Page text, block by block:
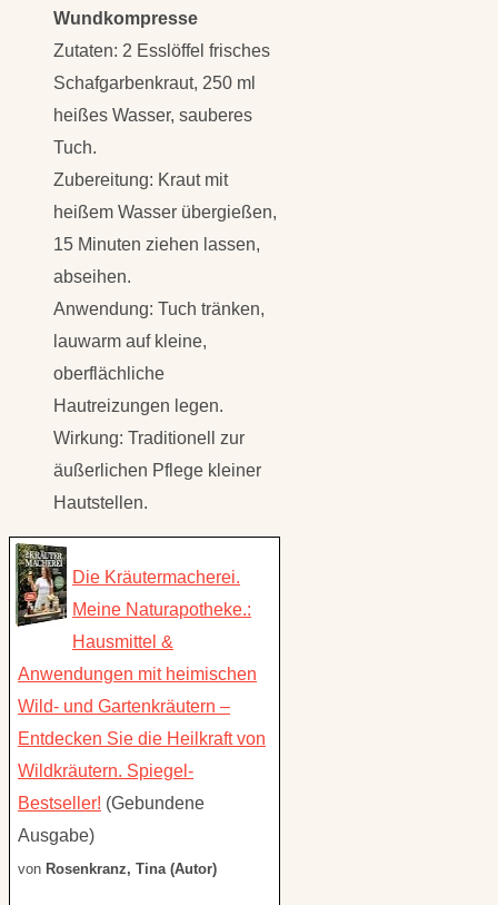
Wundkompresse
Zutaten: 2 Esslöffel frisches
Schafgarbenkraut, 250 ml
heißes Wasser, sauberes
Tuch.
Zubereitung: Kraut mit
heißem Wasser übergießen,
15 Minuten ziehen lassen,
abseihen.
Anwendung: Tuch tränken,
lauwarm auf kleine,
oberflächliche
Hautreizungen legen.
Wirkung: Traditionell zur
äußerlichen Pflege kleiner
Hautstellen.
Die Kräutermacherei.
Meine Naturapotheke.:
Hausmittel &
Anwendungen mit heimischen
Wild- und Gartenkräutern –
Entdecken Sie die Heilkraft von
Wildkräutern. Spiegel-
Bestseller! (Gebundene
Ausgabe)
von Rosenkranz, Tina (Autor)